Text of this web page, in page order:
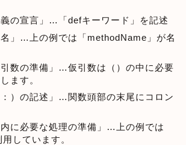
義の宣言」…「defキーワード」を記述
名」…上の例では「methodName」が名
引数の準備」…仮引数は（）の中に必要
ます。
：）の記述」…関数頭部の末尾にコロン
内に必要な処理の準備」…上の例では
しています。